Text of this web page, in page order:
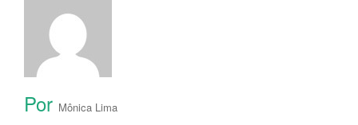
Por Mônica Lima